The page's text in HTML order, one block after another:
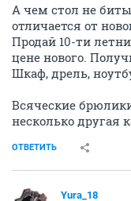
А чем стол не
отличается от
Продай 10-ти
цене нового.
Шкаф, дрель,
Всяческие
несколько другая
ОТВЕТИТЬ
Yura_18